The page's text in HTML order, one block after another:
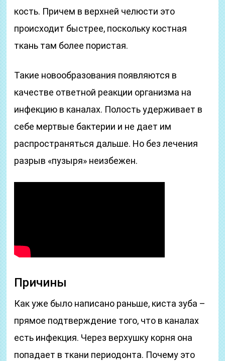
кость. Причем в верхней челюсти это
происходит быстрее, поскольку костная
ткань там более пористая.
Такие новообразования появляются в
качестве ответной реакции организма на
инфекцию в каналах. Полость удерживает в
себе мертвые бактерии и не дает им
распространяться дальше. Но без лечения
разрыв «пузыря» неизбежен.
Причины
Как уже было написано раньше, киста зуба –
прямое подтверждение того, что в каналах
есть инфекция. Через верхушку корня она
попадает в ткани периодонта. Почему это